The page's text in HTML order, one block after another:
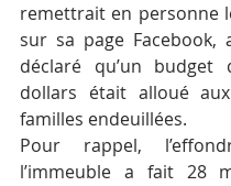
remettrait en personne
sur sa page Facebook,
déclaré qu’un budget
dollars était alloué
familles endeuillées.
Pour rappel,
l’immeuble a fait 28